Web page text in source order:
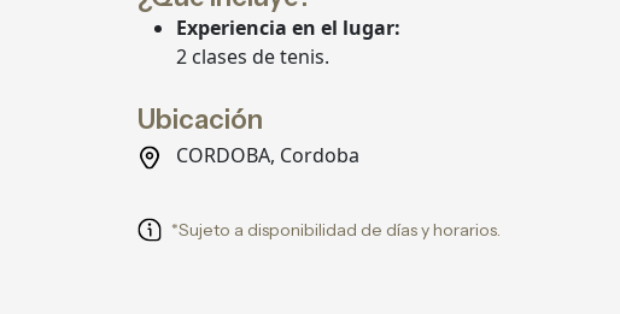
Experiencia en el lugar:
2 clases de tenis.
Ubicación
CORDOBA, Cordoba
*Sujeto a disponibilidad de días y horarios.